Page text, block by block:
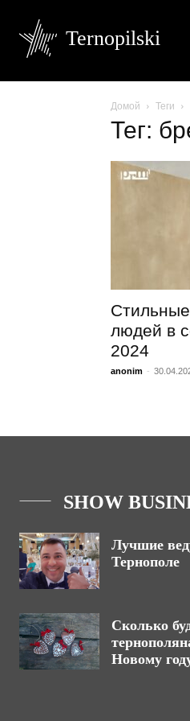
Ternopilski
Домой Теги
Тег:
людей в
2024
anonim -
SHOW
Лучшие
Тернополе
Сколько
Новому